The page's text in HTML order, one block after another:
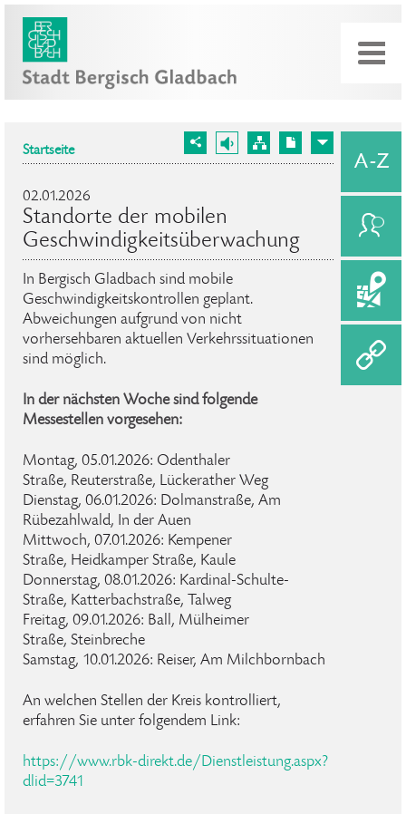
Startseite
02.01.2026
Standorte der mobilen
Geschwindigkeitsüberwachung
In Bergisch Gladbach sind mobile
Geschwindigkeitskontrollen geplant.
Abweichungen aufgrund von nicht
vorhersehbaren aktuellen Verkehrssituationen
sind möglich.
In der nächsten Woche sind folgende
Messestellen vorgesehen:
Montag, 05.01.2026: Odenthaler
Straße, Reuterstraße, Lückerather Weg
Dienstag, 06.01.2026: Dolmanstraße, Am
Rübezahlwald, In der Auen
Mittwoch, 07.01.2026: Kempener
Straße, Heidkamper Straße, Kaule
Donnerstag, 08.01.2026: Kardinal-Schulte-
Straße, Katterbachstraße, Talweg
Freitag, 09.01.2026: Ball, Mülheimer
Straße, Steinbreche
Samstag, 10.01.2026: Reiser, Am Milchbornbach
An welchen Stellen der Kreis kontrolliert,
erfahren Sie unter folgendem Link:
https://www.rbk-direkt.de/Dienstleistung.aspx?
dlid=3741